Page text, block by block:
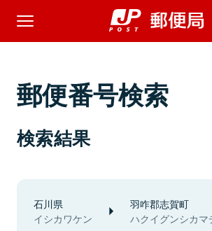
郵便番号検索
検索結果
石川県
イシカワケン
羽咋郡志賀町
ハクイグンシカマ